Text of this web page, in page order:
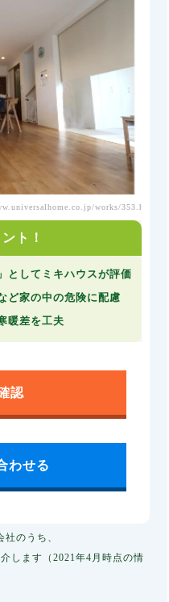
works/353.html
ト！
としてミキハウスが評価
ど家の中の危険に配慮
暖差を工夫
認
わせる
のうち、
します（2021年4月時点の情